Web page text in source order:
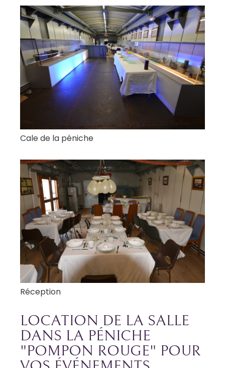
Cale de la péniche
Réception
LOCATION DE LA SALLE
DANS LA PÉNICHE
"POMPON ROUGE" POUR